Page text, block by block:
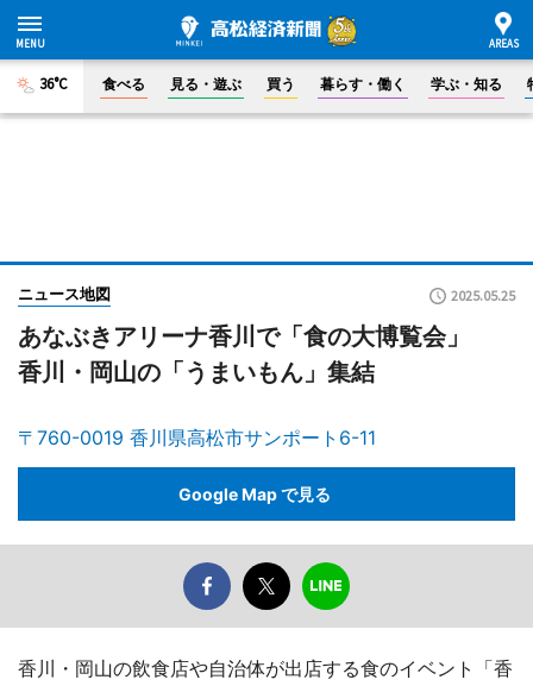
36°C 食べる 見る・遊ぶ 買う 暮らす・働く 学ぶ・知る
ニュース地図 2025.05.25
あなぶきアリーナ香川で「食の大博覧会」
香川・岡山の「うまいもん」集結
〒760-0019 香川県高松市サンポート6-11
Google Map で見る
香川・岡山の飲食店や自治体が出店する食のイベント「香